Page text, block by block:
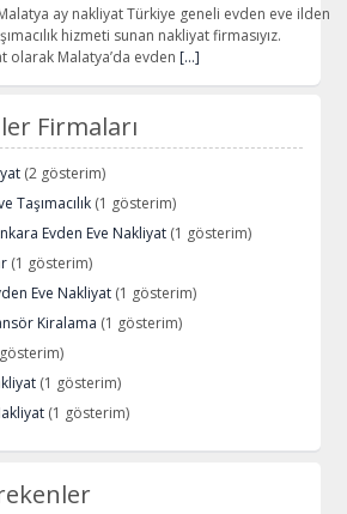
ay nakliyat Türkiye geneli evden eve ilden
hizmeti sunan nakliyat firmasıyız.
olarak Malatya’da evden […]
Firmaları
(2 gösterim)
Taşımacılık (1 gösterim)
Evden Eve Nakliyat (1 gösterim)
(1 gösterim)
Eve Nakliyat (1 gösterim)
Kiralama (1 gösterim)
(1 gösterim)
(1 gösterim)